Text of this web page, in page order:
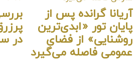
از
بررسی حلقه‌های
پرزرق‌وبرق
در سال ۲۰۲۶